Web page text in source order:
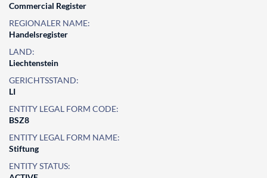
Commercial Register
REGIONALER NAME:
Handelsregister
LAND:
Liechtenstein
GERICHTSSTAND:
LI
ENTITY LEGAL FORM CODE:
BSZ8
ENTITY LEGAL FORM NAME:
Stiftung
ENTITY STATUS: